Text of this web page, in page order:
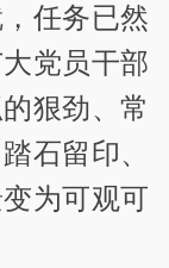
任务已然
党员干部
狠劲、常
石留印、
为可观可